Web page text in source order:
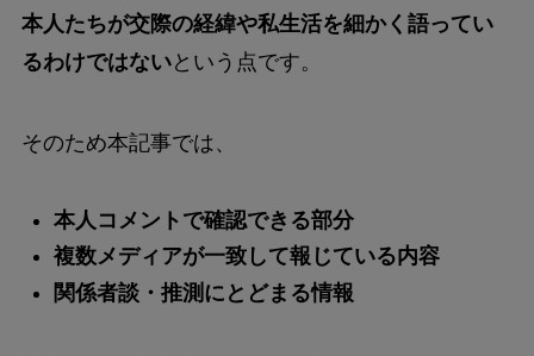
本人たちが交際の経緯や私生活を細かく語ってい
るわけではないという点です。
そのため本記事では、
本人コメントで確認できる部分
複数メディアが一致して報じている内容
関係者談・推測にとどまる情報